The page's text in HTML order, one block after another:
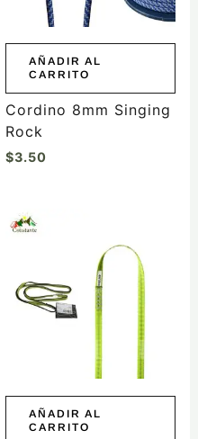
AÑADIR AL
CARRITO
Cordino 8mm Singing
Rock
$3.50
AÑADIR AL
CARRITO